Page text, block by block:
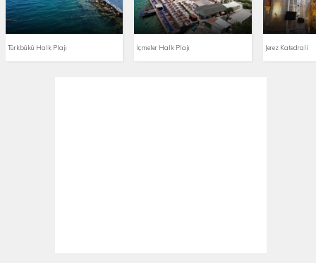
Türkbükü Halk Plajı İçmeler Halk Plajı Jerez Katedrali